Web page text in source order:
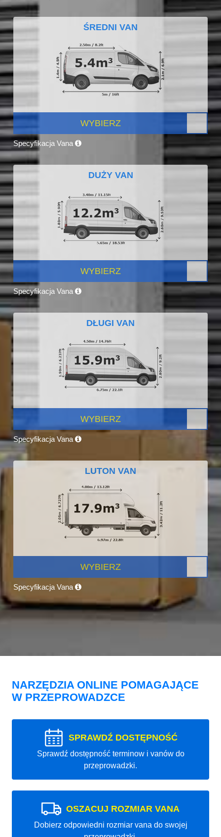
ŚREDNI VAN
WYBIERZ
Specyfikacja Vana
DUŻY VAN
WYBIERZ
Specyfikacja Vana
DŁUGI VAN
WYBIERZ
Specyfikacja Vana
LUTON VAN
WYBIERZ
Specyfikacja Vana
NARZĘDZIA ONLINE POMAGAJĄCE
W PRZEPROWADZCE
SPRAWDŹ DOSTĘPNOŚĆ
Sprawdź dostępność terminow i vanów do
przeprowadzki.
OSZACUJ ROZMIAR VANA
Dobierz odpowiedni rozmiar vana do swojej